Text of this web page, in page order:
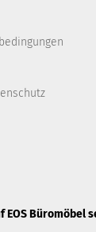
Büromöbel